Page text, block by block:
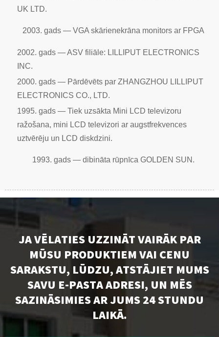
UK LTD.
2003. gads — VGA skārienekrāna monitors ar FPGA
2002. gads — ASV filiāle: LILLIPUT ELECTRONICS
INC.
2000. gads — Pārdēvēts par ZHANGZHOU LILLIPUT
ELECTRONICS CO., LTD.
1995. gads — Tiek uzsākta Mini LCD televizoru
ražošana, mini LCD televizori ar augstfrekvences
uztvērēju un LCD diskdzini.
1993. gads — dibināta rūpnīca GOLDEN SUN.
JA VĒLATIES UZZINĀT VAIRĀK PAR
MŪSU PRODUKTIEM VAI CENU
SARAKSTU, LŪDZU, ATSTĀJIET MUMS
SAVU E-PASTA ADRESI, UN MĒS
SAZINĀSIMIES AR JUMS 24 STUNDU
LAIKĀ.